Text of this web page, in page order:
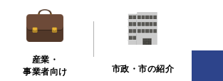
産業・
事業者向け
市政・市の紹介